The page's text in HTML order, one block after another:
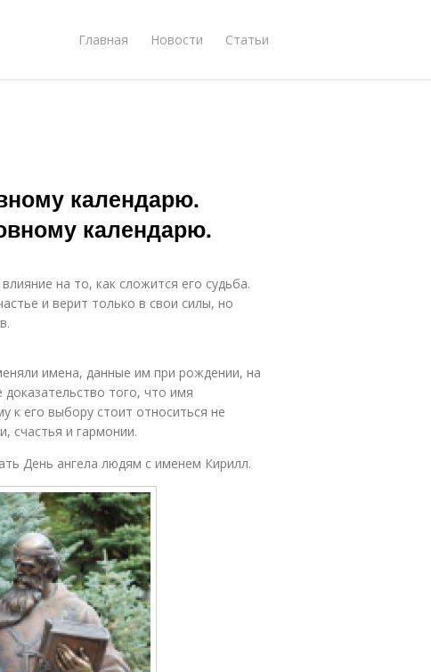
Главная Новости Статьи
календарю.
календарю.
на то, как сложится его судьба.
и верит только в свои силы, но
имена, данные им при рождении, на
того, что имя
к его выбору стоит относиться не
счастья и гармонии.
День ангела людям с именем Кирилл.